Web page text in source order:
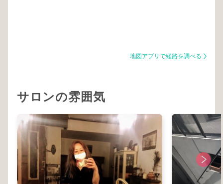
地図アプリで経路を調べる
サロンの雰囲気